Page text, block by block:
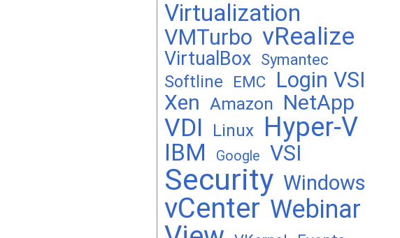
Virtualization
VMTurbo vRealize
VirtualBox Symantec
Softline EMC
Login VSI
Xen Amazon NetApp
VDI Linux Hyper-V
IBM Google VSI
Security Windows
vCenter Webinar